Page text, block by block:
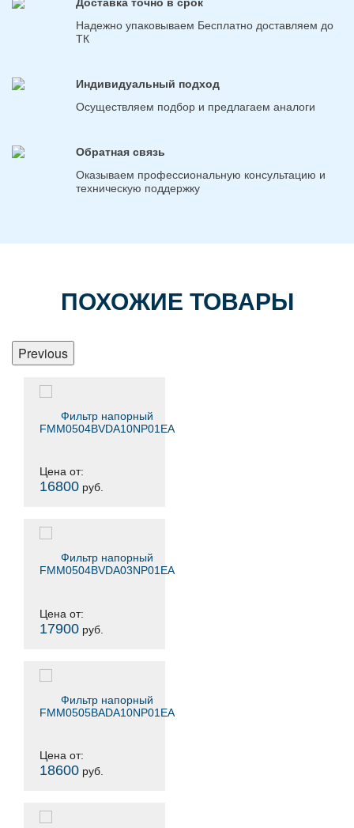
Доставка точно в срок
Надежно упаковываем Бесплатно доставляем до
ТК
Индивидуальный подход
Осуществляем подбор и предлагаем аналоги
Обратная связь
Оказываем профессиональную консультацию и
техническую поддержку
ПОХОЖИЕ ТОВАРЫ
Previous
Фильтр напорный
FMM0504BVDA10NP01EA
Цена от:
16800 руб.
Фильтр напорный
FMM0504BVDA03NP01EA
Цена от:
17900 руб.
Фильтр напорный
FMM0505BADA10NP01EA
Цена от:
18600 руб.